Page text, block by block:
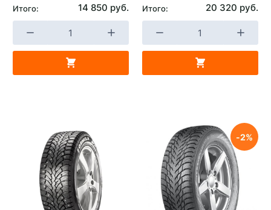
Итого: 14 850 руб. Итого: 20 320 руб.
2